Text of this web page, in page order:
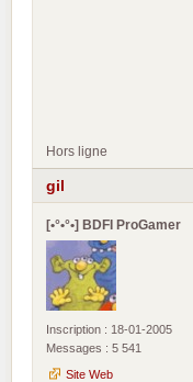
Hors ligne
gil
[•°•°•] BDFI ProGamer
Inscription : 18-01-2005
Messages : 5 541
Site Web